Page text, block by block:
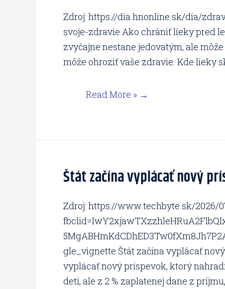
Zdroj: https://dia.hnonline.sk/dia/
svoje-zdravie Ako chrániť lieky pred
zvyčajne nestane jedovatým, ale
môže ohroziť vaše zdravie. Kde lieky
Read More »
Štát začína vyplácať nový
Zdroj: https://www.techbyte.sk/
gle_vignette Štát začína vyplácať
vyplácať nový príspevok, ktorý
detí, ale z 2 % zaplatenej dane z
Štát
vyplácať
nový
príspevok.
Kto
má
naň